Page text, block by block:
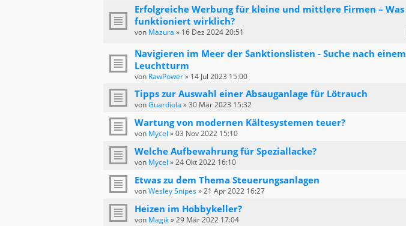
Erfolgreiche Werbung für kleine und mittlere Firmen – Was
funktioniert wirklich?
von Mazura » 16 Dez 2024 20:51
Navigieren im Meer der Sanktionslisten - Suche nach einem
Leuchtturm
von RawPower» 14 Jul 2023 15:00
Tipps zur Auswahl einer Absauganlage für Lötrauch
vonGuardiola »30 Mär 2023 15:32
Wartung von modernen Kältesystemen teuer?
von Mycel »03 Nov 2022 15:10
Welche Aufbewahrung für Speziallacke?
von Mycel »24 Okt 2022 16:10
Etwas zu dem Thema Steuerungsanlagen
vonWesley Snipes»21 Apr 2022 16:27
Heizen im Hobbykeller?
von Magik»29 Mär 2022 17:04